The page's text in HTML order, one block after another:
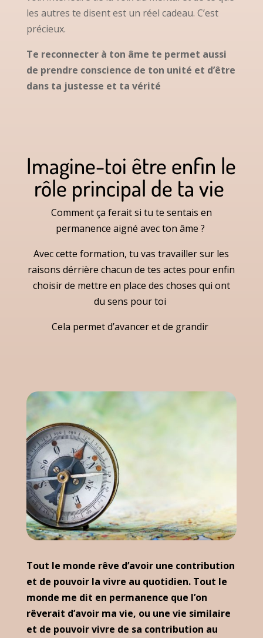
les autres te disent est un réel cadeau. C’est
précieux.
Te reconnecter à ton âme te permet aussi
de prendre conscience de ton unité et d’être
dans ta justesse et ta vérité
Imagine-toi être enfin le
rôle principal de ta vie
Comment ça ferait si tu te sentais en
permanence aigné avec ton âme ?
Avec cette formation, tu vas travailler sur les
raisons dérrière chacun de tes actes pour enfin
choisir de mettre en place des choses qui ont
du sens pour toi
Cela permet d’avancer et de grandir
Tout le monde rêve d’avoir une contribution
et de pouvoir la vivre au quotidien. Tout le
monde me dit en permanence que l’on
rêverait d’avoir ma vie, ou une vie similaire
et de pouvoir vivre de sa contribution au